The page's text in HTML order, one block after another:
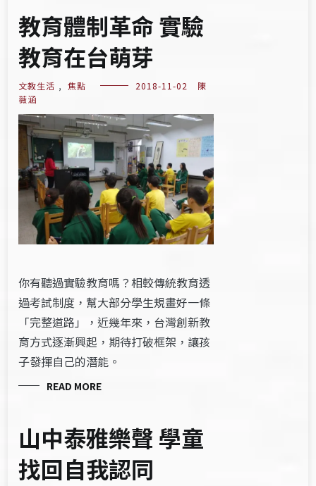
教育體制革命 實驗
教育在台萌芽
文教生活 , 焦點 2018-11-02
陳
薇涵
你有聽過實驗教育嗎？相較傳統教育透
過考試制度，幫大部分學生規畫好一條
「完整道路」，近幾年來，台灣創新教
育方式逐漸興起，期待打破框架，讓孩
子發揮自己的潛能。
READ MORE
山中泰雅樂聲 學童
找回自我認同